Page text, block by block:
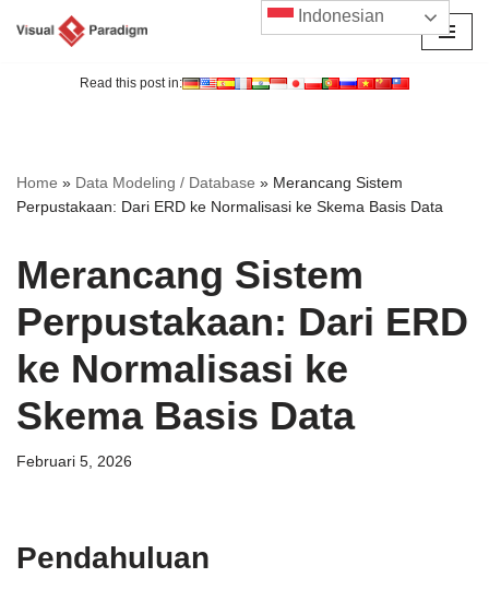
Read this post in:
Home » Data Modeling / Database » Merancang Sistem
Perpustakaan: Dari ERD ke Normalisasi ke Skema Basis Data
Merancang Sistem
Perpustakaan: Dari ERD
ke Normalisasi ke
Skema Basis Data
Februari 5, 2026
Pendahuluan
Indonesian